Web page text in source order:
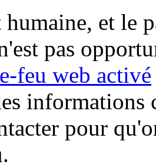
et le
pas
feu web activé
informations
pour